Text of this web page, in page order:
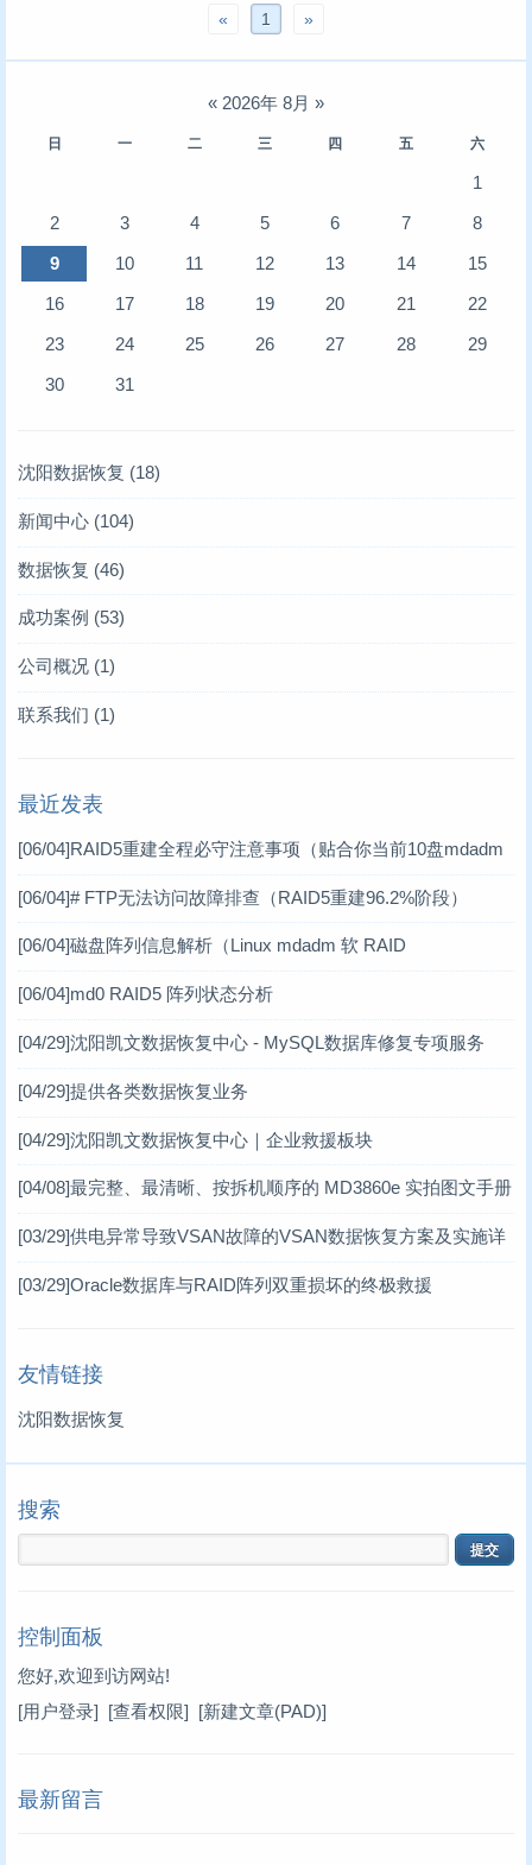
« 1 »
« 2026年 8月 »
日 一 二 三 四 五 六
1
2
3 4 5 6 7
8
9
10 11 12 13 14
15
16
17 18 19 20 21
22
23
24 25 26 27 28
29
30
31
沈阳数据恢复 (18)
新闻中心 (104)
存储业内新闻
凯文数据恢复新闻
技术文章
数据恢复 (46)
服务器数据恢复
硬盘数据恢复
存储卡类恢复
数据库修复
成功案例 (53)
服务器数据恢复案例
数据库修复案例
工控机数据恢复案例
数码数据恢复案例(3)
DV数据恢复案例(1)
虚拟机数据恢复案例(2)
小型机数据恢复(1)
台式机数据恢复案例(14)
笔记本数据恢复案例(3)
公司概况 (1)
联系我们 (1)
最近发表
[06/04]RAID5重建全程必守注意事项（贴合你当前10盘mdadm
[06/04]# FTP无法访问故障排查（RAID5重建96.2%阶段）
[06/04]磁盘阵列信息解析（Linux mdadm 软 RAID
[06/04]md0 RAID5 阵列状态分析
[04/29]沈阳凯文数据恢复中心 - MySQL数据库修复专项服务
[04/29]提供各类数据恢复业务
[04/29]沈阳凯文数据恢复中心｜企业救援板块
[04/08]最完整、最清晰、按拆机顺序的 MD3860e 实拍图文手册
MD3860e / MD3060e
[03/29]供电异常导致VSAN故障的VSAN数据恢复方案及实施详
情 一、VSAN分布式存储架构简介
[03/29]Oracle数据库与RAID阵列双重损坏的终极救援
友情链接
沈阳数据恢复
搜索
控制面板
您好,欢迎到访网站!
[用户登录] [查看权限] [新建文章(PAD)]
最新留言